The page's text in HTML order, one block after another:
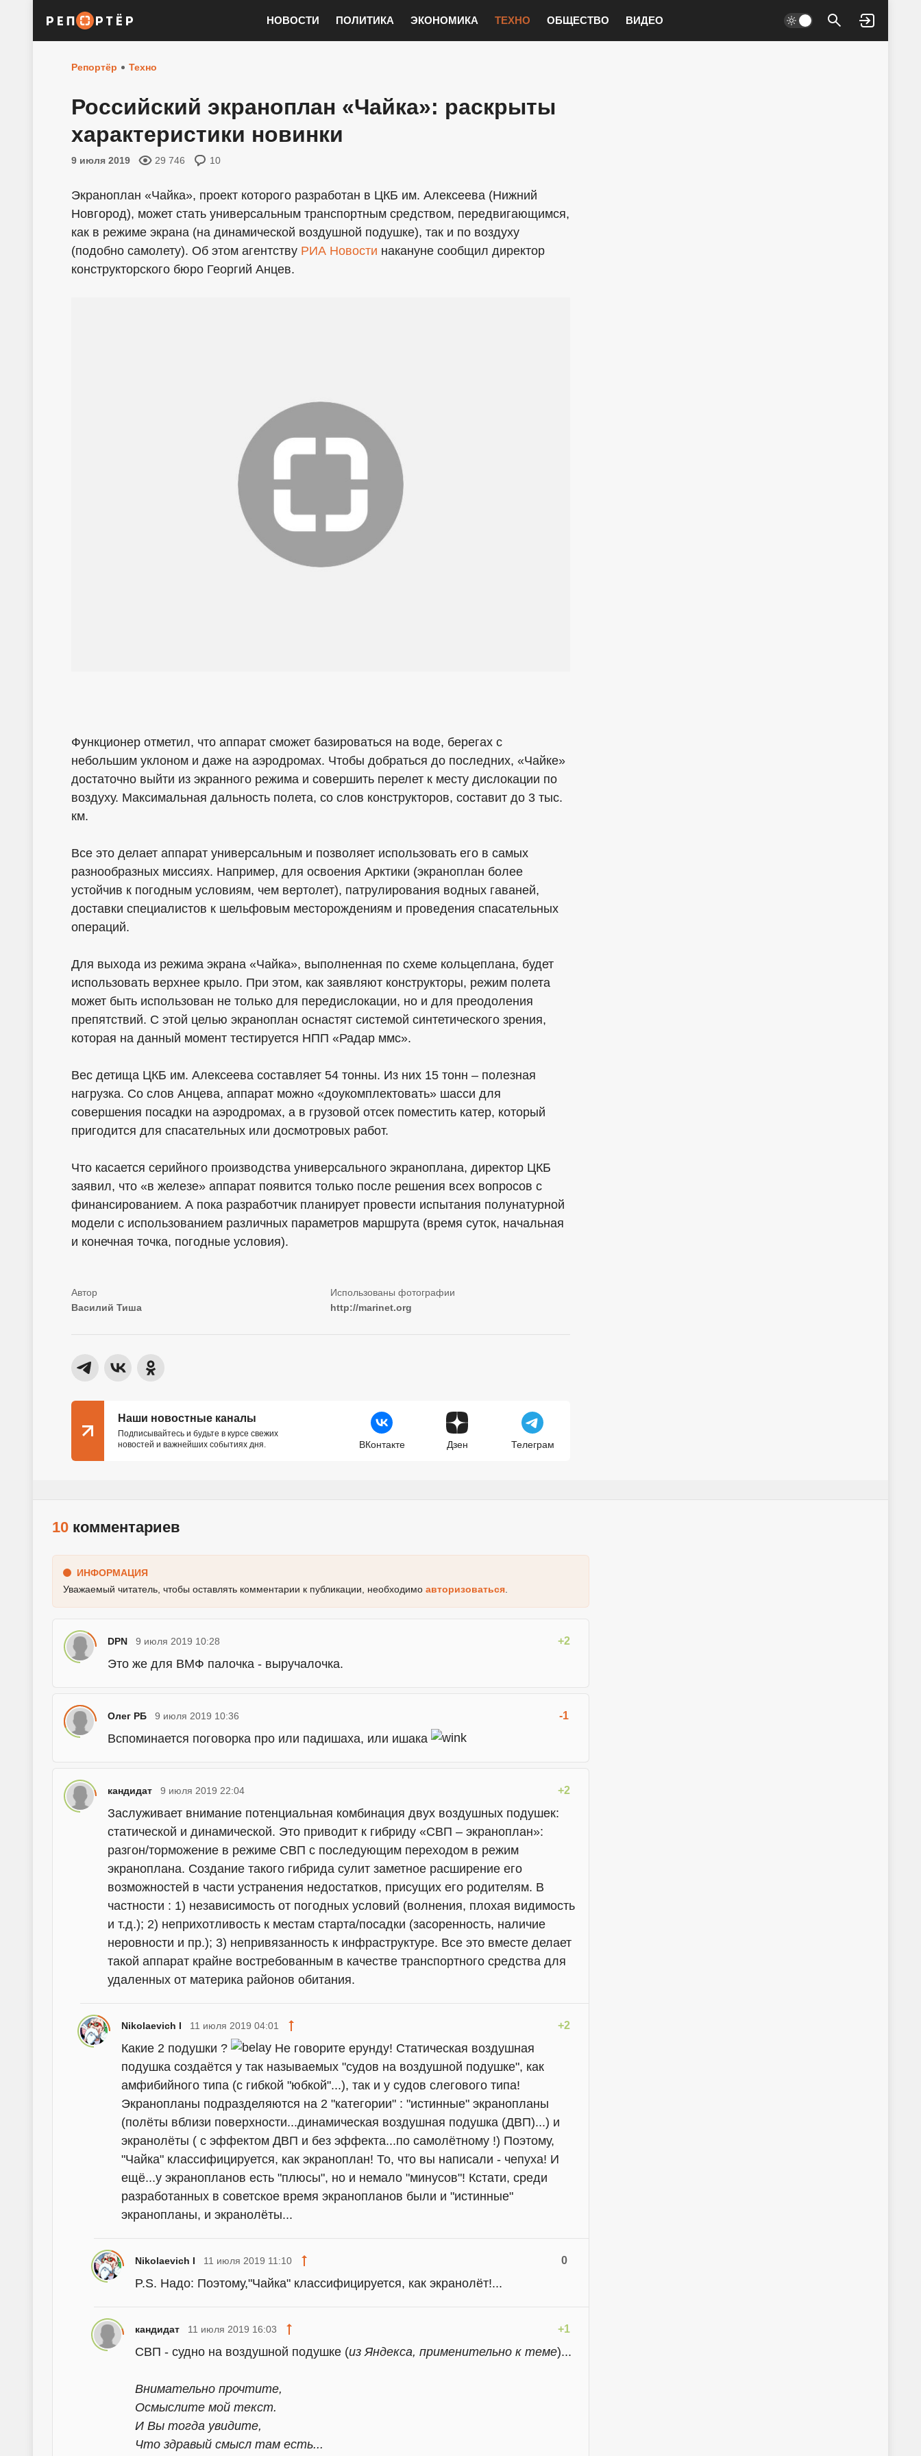
НОВОСТИ ПОЛИТИКА ЭКОНОМИКА ТЕХНО ОБЩЕСТВО ВИДЕО
Войти
Репортёр Техно
Российский экраноплан «Чайка»: раскрыты
характеристики новинки
9 июля 2019 29 746 10
Экраноплан «Чайка», проект которого разработан в ЦКБ им. Алексеева (Нижний
Новгород), может стать универсальным транспортным средством, передвигающимся,
как в режиме экрана (на динамической воздушной подушке), так и по воздуху
(подобно самолету). Об этом агентству РИА Новости накануне сообщил директор
конструкторского бюро Георгий Анцев.
Функционер отметил, что аппарат сможет базироваться на воде, берегах с
небольшим уклоном и даже на аэродромах. Чтобы добраться до последних, «Чайке»
достаточно выйти из экранного режима и совершить перелет к месту дислокации по
воздуху. Максимальная дальность полета, со слов конструкторов, составит до 3 тыс.
км.
Все это делает аппарат универсальным и позволяет использовать его в самых
разнообразных миссиях. Например, для освоения Арктики (экраноплан более
устойчив к погодным условиям, чем вертолет), патрулирования водных гаваней,
доставки специалистов к шельфовым месторождениям и проведения спасательных
операций.
Для выхода из режима экрана «Чайка», выполненная по схеме кольцеплана, будет
использовать верхнее крыло. При этом, как заявляют конструкторы, режим полета
может быть использован не только для передислокации, но и для преодоления
препятствий. С этой целью экраноплан оснастят системой синтетического зрения,
которая на данный момент тестируется НПП «Радар ммс».
Вес детища ЦКБ им. Алексеева составляет 54 тонны. Из них 15 тонн – полезная
нагрузка. Со слов Анцева, аппарат можно «доукомплектовать» шасси для
совершения посадки на аэродромах, а в грузовой отсек поместить катер, который
пригодится для спасательных или досмотровых работ.
Что касается серийного производства универсального экраноплана, директор ЦКБ
заявил, что «в железе» аппарат появится только после решения всех вопросов с
финансированием. А пока разработчик планирует провести испытания полунатурной
модели с использованием различных параметров маршрута (время суток, начальная
и конечная точка, погодные условия).
Василий Тиша http://marinet.org
Наши новостные каналы
Подписывайтесь и будьте в курсе свежих
новостей и важнейших событиях дня.
ВКонтакте Дзен Телеграм
10 комментариев
ИНФОРМАЦИЯ
Уважаемый читатель, чтобы оставлять комментарии к публикации, необходимо авторизоваться
DPN +2
9 июля 2019 10:28
Это же для ВМФ палочка - выручалочка.
Олег РБ -1
9 июля 2019 10:36
Вспоминается поговорка про или падишаха, или ишака
кандидат +2
9 июля 2019 22:04
Заслуживает внимание потенциальная комбинация двух воздушных подушек:
статической и динамической. Это приводит к гибриду «СВП – экраноплан»:
разгон/торможение в режиме СВП с последующим переходом в режим
экраноплана. Создание такого гибрида сулит заметное расширение его
возможностей в части устранения недостатков, присущих его родителям. В
частности : 1) независимость от погодных условий (волнения, плохая видимость
и т.д.); 2) неприхотливость к местам старта/посадки (засоренность, наличие
неровности и пр.); 3) непривязанность к инфраструктуре. Все это вместе делает
такой аппарат крайне востребованным в качестве транспортного средства для
удаленных от материка районов обитания.
Nikolaevich I +2
11 июля 2019 04:01
Какие 2 подушки ?
Не говорите ерунду! Статическая воздушная
подушка создаётся у так называемых "судов на воздушной подушке", как
амфибийного типа (с гибкой "юбкой"...), так и у судов слегового типа!
Экранопланы подразделяются на 2 "категории" : "истинные" экранопланы
(полёты вблизи поверхности...динамическая воздушная подушка (ДВП)...) и
экранолёты ( с эффектом ДВП и без эффекта...по самолётному !) Поэтому,
"Чайка" классифицируется, как экраноплан! То, что вы написали - чепуха! И
ещё...у экранопланов есть "плюсы", но и немало "минусов"! Кстати, среди
разработанных в советское время экранопланов были и "истинные"
экранопланы, и экранолёты...
Nikolaevich I 0
11 июля 2019 11:10
P.S. Надо: Поэтому,"Чайка" классифицируется, как экранолёт!...
кандидат +1
11 июля 2019 16:03
СВП - судно на воздушной подушке (из Яндекса, применительно к теме)...
Внимательно прочтите,
Осмыслите мой текст.
И Вы тогда увидите,
Что здравый смысл там есть...